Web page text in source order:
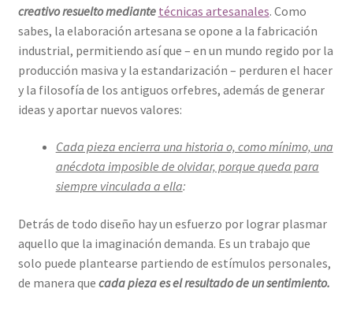
creativo resuelto mediante técnicas artesanales. Como
sabes, la elaboración artesana se opone a la fabricación
industrial, permitiendo así que – en un mundo regido por la
producción masiva y la estandarización – perduren el hacer
y la filosofía de los antiguos orfebres, además de generar
ideas y aportar nuevos valores:
Cada pieza encierra una historia o, como mínimo, una
anécdota imposible de olvidar, porque queda para
siempre vinculada a ella:
Detrás de todo diseño hay un esfuerzo por lograr plasmar
aquello que la imaginación demanda. Es un trabajo que
solo puede plantearse partiendo de estímulos personales,
de manera que cada pieza es el resultado de un sentimiento.